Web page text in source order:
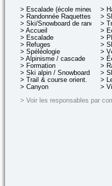
> Escalade (école mineurs)
> Randonnée Raquettes
> Ski/Snowboard de rando.
> Accueil
> Escalade
> Refuges
> Spéléologie
> Alpinisme / cascade
> Formation
> Ski alpin / Snowboard
> Trail & course orient.
> Canyon
>
>
>
>
>
>
>
>
>
>
>
>
> Voir les responsables par